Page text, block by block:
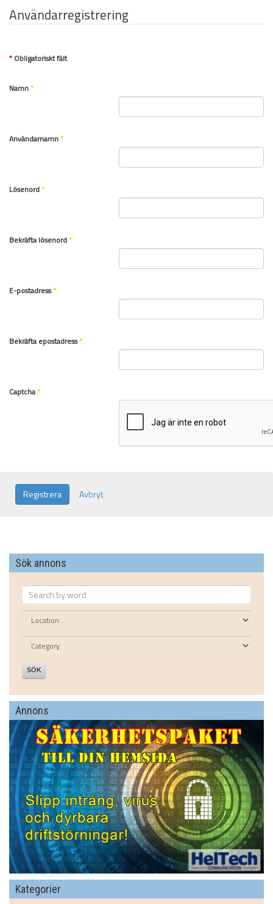
Användarregistrering
* Obligatoriskt fält
Namn*
Användarnamn*
Lösenord*
Bekräfta lösenord*
E-postadress*
Bekräfta epostadress*
Captcha*
Registrera Avbryt
Sök annons
SÖK
Annons
Kategorier